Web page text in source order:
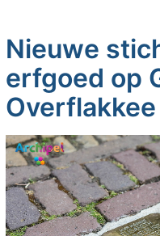
Nieuwe
erfgoed op